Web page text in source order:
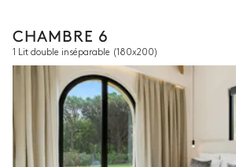
CHAMBRE 6
1 Lit double inséparable (180x200)